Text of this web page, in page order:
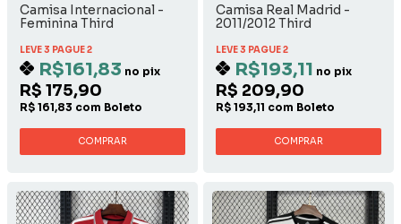
Camisa Internacional -
Feminina Third
LEVE 3 PAGUE 2
R$161,83 no pix
R$ 175,90
R$ 161,83 com Boleto
COMPRAR
Camisa Real Madrid -
2011/2012 Third
LEVE 3 PAGUE 2
R$193,11 no pix
R$ 209,90
R$ 193,11 com Boleto
COMPRAR